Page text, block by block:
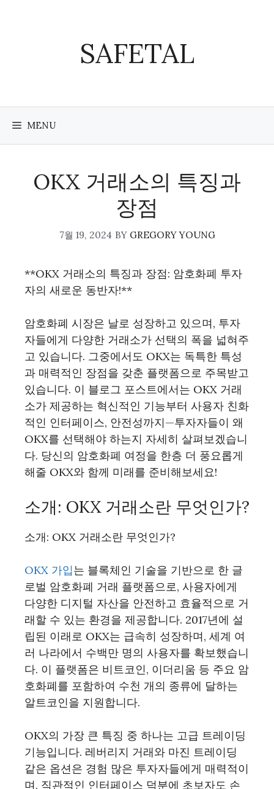
SAFETAL
MENU
OKX 거래소의 특징과
장점
7월 19, 2024 BY GREGORY YOUNG
**OKX 거래소의 특징과 장점: 암호화폐 투자
자의 새로운 동반자!**
암호화폐 시장은 날로 성장하고 있으며, 투자
자들에게 다양한 거래소가 선택의 폭을 넓혀주
고 있습니다. 그중에서도 OKX는 독특한 특성
과 매력적인 장점을 갖춘 플랫폼으로 주목받고
있습니다. 이 블로그 포스트에서는 OKX 거래
소가 제공하는 혁신적인 기능부터 사용자 친화
적인 인터페이스, 안전성까지—투자자들이 왜
OKX를 선택해야 하는지 자세히 살펴보겠습니
다. 당신의 암호화폐 여정을 한층 더 풍요롭게
해줄 OKX와 함께 미래를 준비해보세요!
소개: OKX 거래소란 무엇인가?
소개: OKX 거래소란 무엇인가?
OKX 가입는 블록체인 기술을 기반으로 한 글
로벌 암호화폐 거래 플랫폼으로, 사용자에게
다양한 디지털 자산을 안전하고 효율적으로 거
래할 수 있는 환경을 제공합니다. 2017년에 설
립된 이래로 OKX는 급속히 성장하며, 세계 여
러 나라에서 수백만 명의 사용자를 확보했습니
다. 이 플랫폼은 비트코인, 이더리움 등 주요 암
호화폐를 포함하여 수천 개의 종류에 달하는
알트코인을 지원합니다.
OKX의 가장 큰 특징 중 하나는 고급 트레이딩
기능입니다. 레버리지 거래와 마진 트레이딩
같은 옵션은 경험 많은 투자자들에게 매력적이
며, 직관적인 인터페이스 덕분에 초보자도 손